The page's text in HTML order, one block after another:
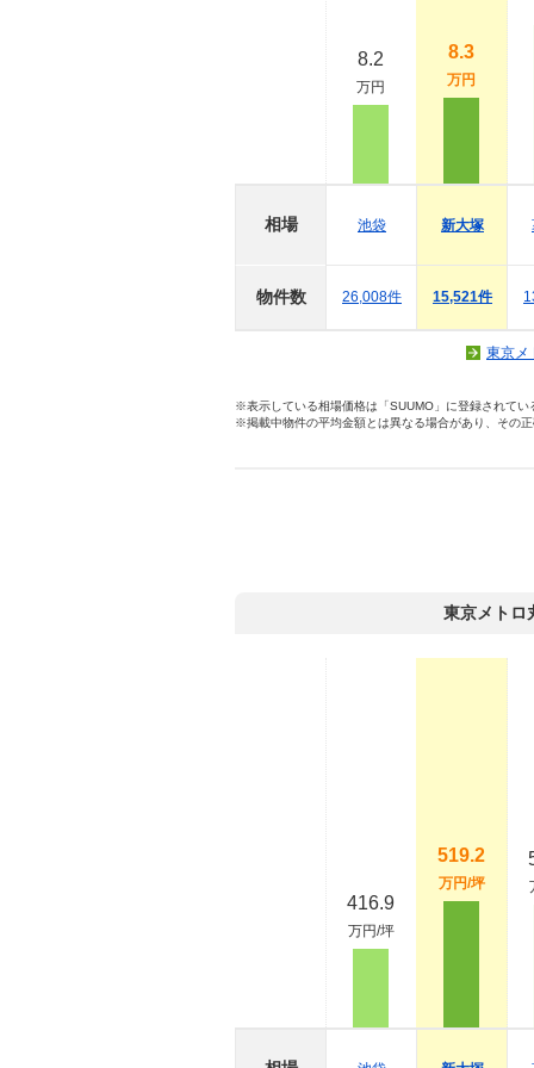
相場
物件数
8.2
万円
池袋
26,008件
8.3
万円
新大塚
15,521件
東京メ
※表示している相場価格は「SUUMO」に登録されてい
※掲載中物件の平均金額とは異なる場合があり、その
東京メトロ
416.9
万円/坪
519.2
万円/坪